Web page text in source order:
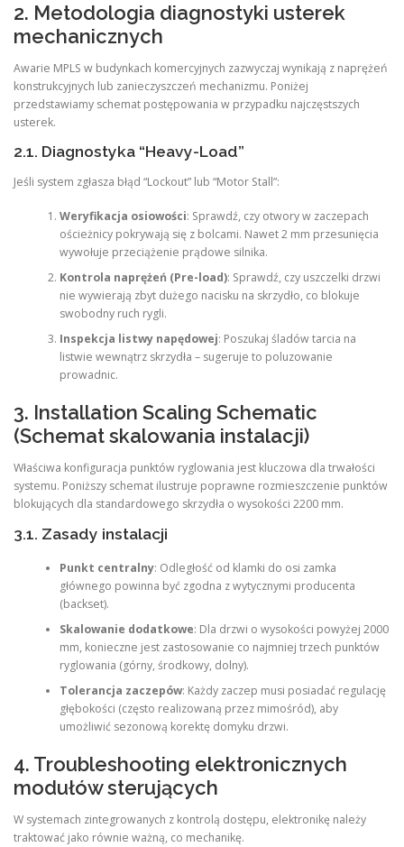
2. Metodologia diagnostyki usterek
mechanicznych
Awarie MPLS w budynkach komercyjnych zazwyczaj wynikają z naprężeń
konstrukcyjnych lub zanieczyszczeń mechanizmu. Poniżej
przedstawiamy schemat postępowania w przypadku najczęstszych
usterek.
2.1. Diagnostyka “Heavy-Load”
Jeśli system zgłasza błąd “Lockout” lub “Motor Stall”:
Weryfikacja osiowości: Sprawdź, czy otwory w zaczepach
ościeżnicy pokrywają się z bolcami. Nawet 2 mm przesunięcia
wywołuje przeciążenie prądowe silnika.
Kontrola naprężeń (Pre-load): Sprawdź, czy uszczelki drzwi
nie wywierają zbyt dużego nacisku na skrzydło, co blokuje
swobodny ruch rygli.
Inspekcja listwy napędowej: Poszukaj śladów tarcia na
listwie wewnątrz skrzydła – sugeruje to poluzowanie
prowadnic.
3. Installation Scaling Schematic
(Schemat skalowania instalacji)
Właściwa konfiguracja punktów ryglowania jest kluczowa dla trwałości
systemu. Poniższy schemat ilustruje poprawne rozmieszczenie punktów
blokujących dla standardowego skrzydła o wysokości 2200 mm.
3.1. Zasady instalacji
Punkt centralny: Odległość od klamki do osi zamka
głównego powinna być zgodna z wytycznymi producenta
(backset).
Skalowanie dodatkowe: Dla drzwi o wysokości powyżej 2000
mm, konieczne jest zastosowanie co najmniej trzech punktów
ryglowania (górny, środkowy, dolny).
Tolerancja zaczepów: Każdy zaczep musi posiadać regulację
głębokości (często realizowaną przez mimośród), aby
umożliwić sezonową korektę domyku drzwi.
4. Troubleshooting elektronicznych
modułów sterujących
W systemach zintegrowanych z kontrolą dostępu, elektronikę należy
traktować jako równie ważną, co mechanikę.